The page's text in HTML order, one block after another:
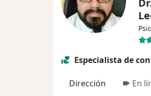
Especialista de
Dirección En